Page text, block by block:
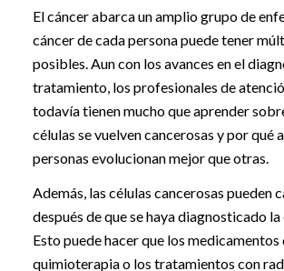
El cáncer abarca un amplio grupo de
cáncer de cada persona puede tener
posibles. Aun con los avances en el
tratamiento, los profesionales de
todavía tienen mucho que aprender
células se vuelven cancerosas y por qué
personas evolucionan mejor que otras.
Además, las células cancerosas pueden
después de que se haya diagnosticado
Esto puede hacer que los medicamentos
quimioterapia o los tratamientos con